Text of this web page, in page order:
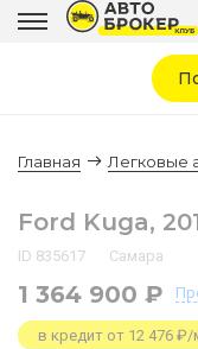
Главная Легковые
Ford Kuga,
ID 835617 Самара
1 364 900 ₽
в кредит от 12 476 ₽/